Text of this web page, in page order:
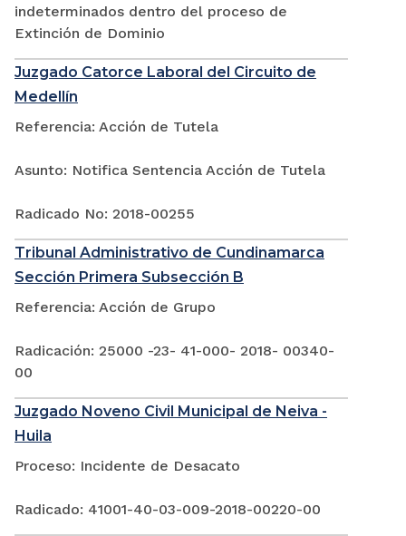
indeterminados dentro del proceso de
Extinción de Dominio
Juzgado Catorce Laboral del Circuito de
Medellín
Referencia: Acción de Tutela
Asunto: Notifica Sentencia Acción de Tutela
Radicado No: 2018-00255
Tribunal Administrativo de Cundinamarca
Sección Primera Subsección B
Referencia: Acción de Grupo
Radicación: 25000 -23- 41-000- 2018- 00340-
00
Juzgado Noveno Civil Municipal de Neiva -
Huila
Proceso: Incidente de Desacato
Radicado: 41001-40-03-009-2018-00220-00